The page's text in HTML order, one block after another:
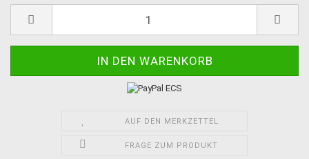
AUF DEN MERKZETTEL
FRAGE ZUM PRODUKT